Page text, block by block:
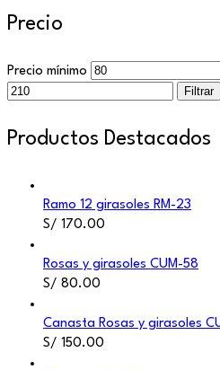
Precio
Precio mínimo
Filtrar
Productos Destacados
Ramo 12 girasoles RM-23
S/ 170.00
Rosas y girasoles CUM-58
S/ 80.00
Canasta Rosas y girasoles
S/ 150.00